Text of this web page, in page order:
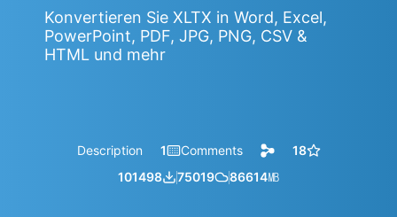
Konvertieren Sie XLTX in Word, Excel,
PowerPoint, PDF, JPG, PNG, CSV &
HTML und mehr
Description 1 Comments
18
101498
75019 86614㎆︎